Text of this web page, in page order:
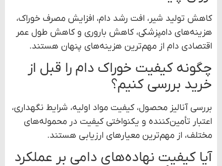
کاهش تولید شیر، افت رشد دام، افزایش مصرف خوراک،
هزینه‌های دامپزشکی، کاهش باروری و کاهش طول عمر
اقتصادی دام از مهم‌ترین هزینه‌های پنهان هستند.
چگونه کیفیت خوراک دام را قبل از
خرید بررسی کنیم؟
بررسی آنالیز محصول، کیفیت مواد اولیه، شرایط نگهداری،
اعتبار تأمین‌کننده و یکنواختی کیفیت در محموله‌های
مختلف، از مهم‌ترین معیارهای ارزیابی هستند.
آیا کیفیت نهاده‌های دامی بر عملکرد